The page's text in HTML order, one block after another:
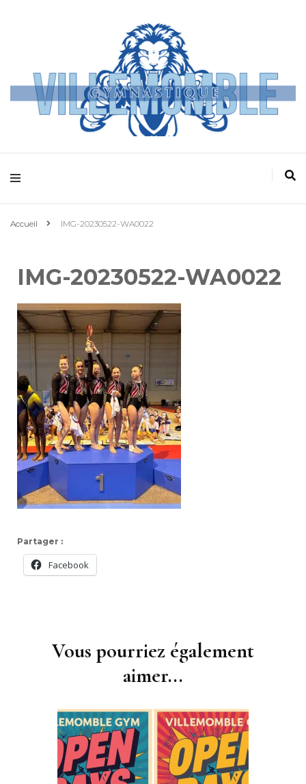
Villemomble
Gymnastique
Accueil IMG-20230522-WA0022
IMG-20230522-WA0022
Partager :
Facebook
Vous pourriez également
aimer...